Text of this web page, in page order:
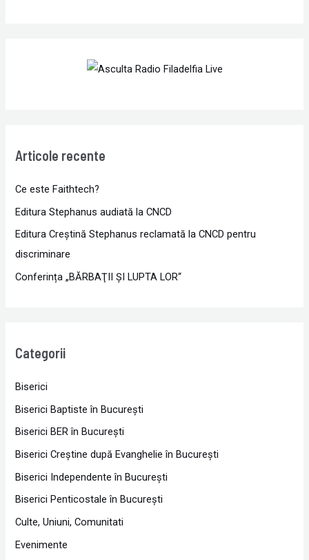
Articole recente
Ce este Faithtech?
Editura Stephanus audiată la CNCD
Editura Creștină Stephanus reclamată la CNCD pentru
discriminare
Conferința „BĂRBAŢII ŞI LUPTA LOR“
Categorii
Biserici
Biserici Baptiste în Bucureşti
Biserici BER în Bucureşti
Biserici Creştine după Evanghelie în Bucureşti
Biserici Independente în Bucureşti
Biserici Penticostale în Bucureşti
Culte, Uniuni, Comunitati
Evenimente